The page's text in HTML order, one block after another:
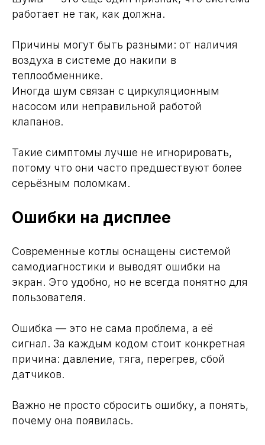
работает не так, как должна.
Причины могут быть разными: от наличия
воздуха в системе до накипи в
теплообменнике.
Иногда шум связан с циркуляционным
насосом или неправильной работой
клапанов.
Такие симптомы лучше не игнорировать,
потому что они часто предшествуют более
серьёзным поломкам.
Ошибки на дисплее
Современные котлы оснащены системой
самодиагностики и выводят ошибки на
экран. Это удобно, но не всегда понятно для
пользователя.
Ошибка — это не сама проблема, а её
сигнал. За каждым кодом стоит конкретная
причина: давление, тяга, перегрев, сбой
датчиков.
Важно не просто сбросить ошибку, а понять,
почему она появилась.